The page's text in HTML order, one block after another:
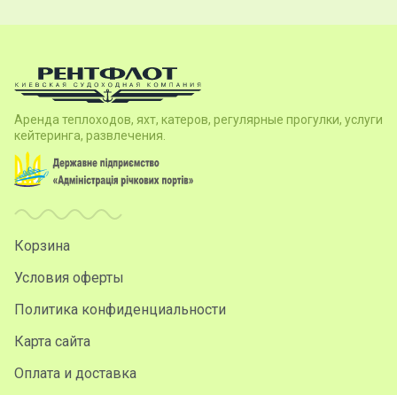
Аренда теплоходов, яхт, катеров, регулярные прогулки, услуги
кейтеринга, развлечения.
Корзина
Условия оферты
Политика конфиденциальности
Карта сайта
Оплата и доставка